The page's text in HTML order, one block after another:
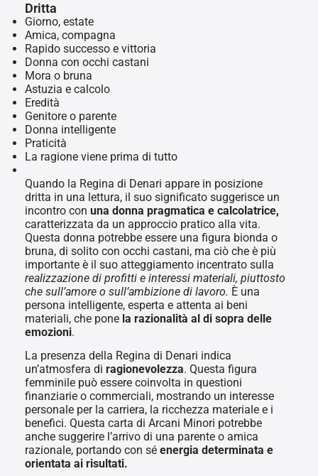
Dritta
Giorno, estate
Amica, compagna
Rapido successo e vittoria
Donna con occhi castani
Mora o bruna
Astuzia e calcolo
Eredità
Genitore o parente
Donna intelligente
Praticità
La ragione viene prima di tutto
Quando la Regina di Denari appare in posizione
dritta in una lettura, il suo significato suggerisce un
incontro con una donna pragmatica e calcolatrice,
caratterizzata da un approccio pratico alla vita.
Questa donna potrebbe essere una figura bionda o
bruna, di solito con occhi castani, ma ciò che è più
importante è il suo atteggiamento incentrato sulla
realizzazione di profitti e interessi materiali, piuttosto
che sull’amore o sull’ambizione di lavoro. È una
persona intelligente, esperta e attenta ai beni
materiali, che pone la razionalità al di sopra delle
emozioni.
La presenza della Regina di Denari indica
un’atmosfera di ragionevolezza. Questa figura
femminile può essere coinvolta in questioni
finanziarie o commerciali, mostrando un interesse
personale per la carriera, la ricchezza materiale e i
benefici. Questa carta di Arcani Minori potrebbe
anche suggerire l’arrivo di una parente o amica
razionale, portando con sé energia determinata e
orientata ai risultati.